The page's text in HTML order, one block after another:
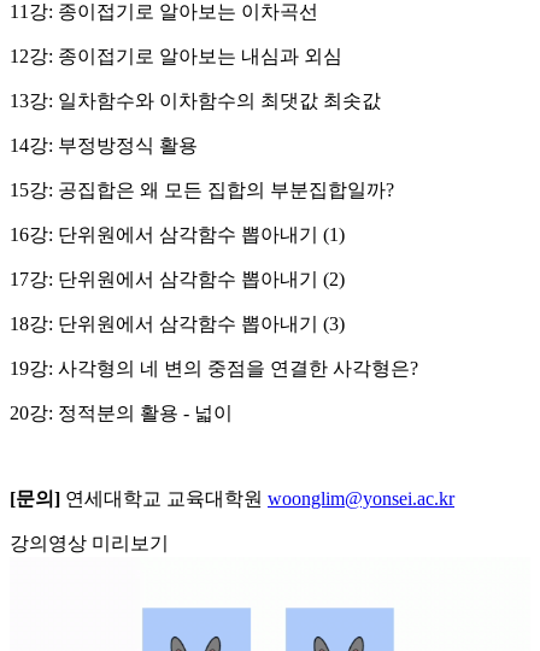
11강: 종이접기로 알아보는 이차곡선
12강: 종이접기로 알아보는 내심과 외심
13강: 일차함수와 이차함수의 최댓값 최솟값
14강: 부정방정식 활용
15강: 공집합은 왜 모든 집합의 부분집합일까?
16강: 단위원에서 삼각함수 뽑아내기 (1)
17강: 단위원에서 삼각함수 뽑아내기 (2)
18강: 단위원에서 삼각함수 뽑아내기 (3)
19강: 사각형의 네 변의 중점을 연결한 사각형은?
20강: 정적분의 활용 - 넓이
[문의 ] 연세대학교 교육대학원 woonglim@yonsei.ac.kr
강의영상 미리보기